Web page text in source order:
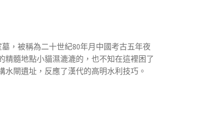
，被稱為二十世紀80年月中國考古五年夜
精髓地點小貓濕漉漉的，也不知在這裡困了
閘遺址，反應了漢代的高明水利技巧。